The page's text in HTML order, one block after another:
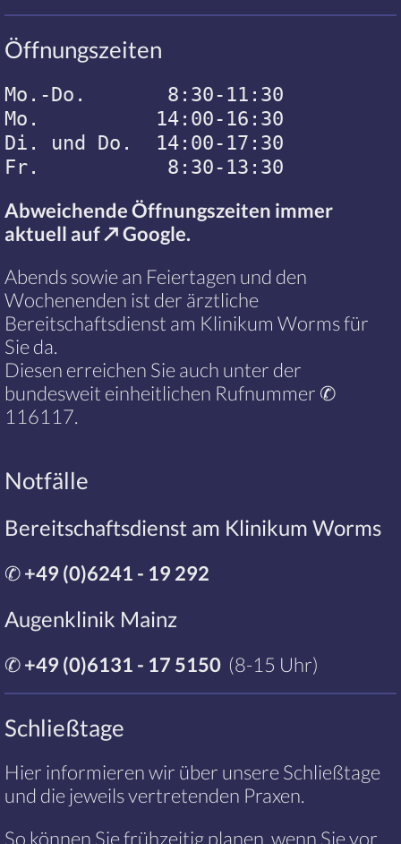
Öffnungszeiten
Mo.-Do. 8:30-11:30
Mo. 14:00-16:30
Di. und Do. 14:00-17:30
Fr. 8:30-13:30
Abweichende Öffnungszeiten immer
aktuell auf↗ Google.
Abends sowie an Feiertagen und den
Wochenenden ist der ärztliche
Bereitschaftsdienst am Klinikum Worms für
Sie da.
Diesen erreichen Sie auch unter der
bundesweit einheitlichen Rufnummer ✆
116117.
Notfälle
Bereitschaftsdienst am Klinikum Worms
✆+49 (0)6241 - 19 292
Augenklinik Mainz
✆+49 (0)6131 - 17 5150 (8-15 Uhr)
Schließtage
Hier informieren wir über unsere Schließtage
und die jeweils vertretenden Praxen.
So können Sie frühzeitig planen, wenn Sie vor